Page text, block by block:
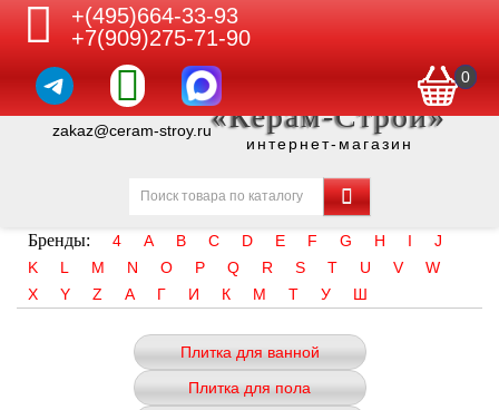
+(495)664-33-93
+7(909)275-71-90
0
zakaz@ceram-stroy.ru«Керам-Строй»
интернет-магазин
Бренды: 4 A B C D E F G H I
J
K
L M N O P Q R S T U V
W
X
Y Z А Г И К М Т У Ш
Плитка для ванной
Плитка для пола